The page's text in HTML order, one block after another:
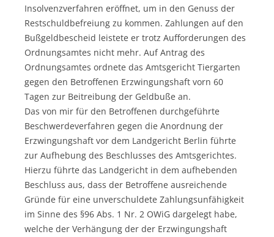
Insolvenzverfahren eröffnet, um in den Genuss der
Restschuldbefreiung zu kommen. Zahlungen auf den
Bußgeldbescheid leistete er trotz Aufforderungen des
Ordnungsamtes nicht mehr. Auf Antrag des
Ordnungsamtes ordnete das Amtsgericht Tiergarten
gegen den Betroffenen Erzwingungshaft vorn 60
Tagen zur Beitreibung der Geldbuße an.
Das von mir für den Betroffenen durchgeführte
Beschwerdeverfahren gegen die Anordnung der
Erzwingungshaft vor dem Landgericht Berlin führte
zur Aufhebung des Beschlusses des Amtsgerichtes.
Hierzu führte das Landgericht in dem aufhebenden
Beschluss aus, dass der Betroffene ausreichende
Gründe für eine unverschuldete Zahlungsunfähigkeit
im Sinne des §96 Abs. 1 Nr. 2 OWiG dargelegt habe,
welche der Verhängung der der Erzwingungshaft